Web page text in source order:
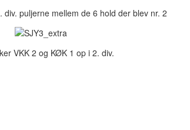
puljerne mellem de 6 hold der blev nr. 2
VKK 2 og KØK 1 op i 2. div.